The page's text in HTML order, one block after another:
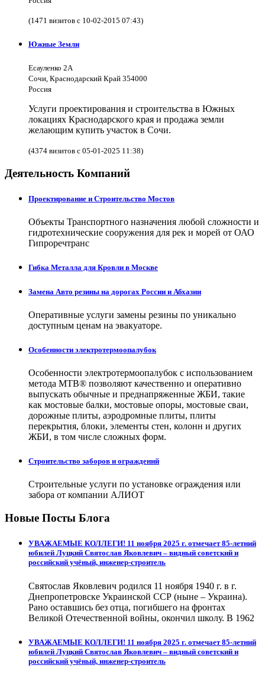
(1471 визитов с 10-02-2015 07:43)
Южные Земли
Есауленко 2А
Сочи, Краснодарский Край 354000
Россия
Услуги проектирования и строительства в Южных
локациях Краснодарского края и продажа земли
желающим купить участок в Сочи.
(4374 визитов с 05-01-2025 11:38)
Деятельность Компаний
Проектирование и Строительство Мостов
Объекты Транспортного назначения любой сложности и
гидротехнические сооружения для рек и морей от ОАО
Гипроречтранс
Гибка Металла для Кровли в Москве
Замена Авто резины на дорогах России и Абхазии
Оперативные услуги замены резины по уникально
доступным ценам на эвакуаторе.
Особенности электротермоопалубок
Особенности электротермоопалубок с использованием
метода МТВ® позволяют качественно и оперативно
выпускать обычные и преднапряженные ЖБИ, такие
как мостовые балки, мостовые опоры, мостовые сваи,
дорожные плиты, аэродромные плиты, плиты
перекрытия, блоки, элементы стен, колонн и других
ЖБИ, в том числе сложных форм.
Строительство заборов и ограждений
Строительные услуги по установке ограждения или
забора от компании АЛИОТ
Новые Посты Блога
УВАЖАЕМЫЕ КОЛЛЕГИ! 11 ноября 2025 г. отмечает 85-летний
юбилей Луцкий Святослав Яковлевич – видный советский и
российский учёный, инженер-строитель
Святослав Яковлевич родился 11 ноября 1940 г. в г.
Днепропетровске Украинской ССР (ныне – Украина).
Рано оставшись без отца, погибшего на фронтах
Великой Отечественной войны, окончил школу. В 1962
УВАЖАЕМЫЕ КОЛЛЕГИ! 11 ноября 2025 г. отмечает 85-летний
юбилей Луцкий Святослав Яковлевич – видный советский и
российский учёный, инженер-строитель